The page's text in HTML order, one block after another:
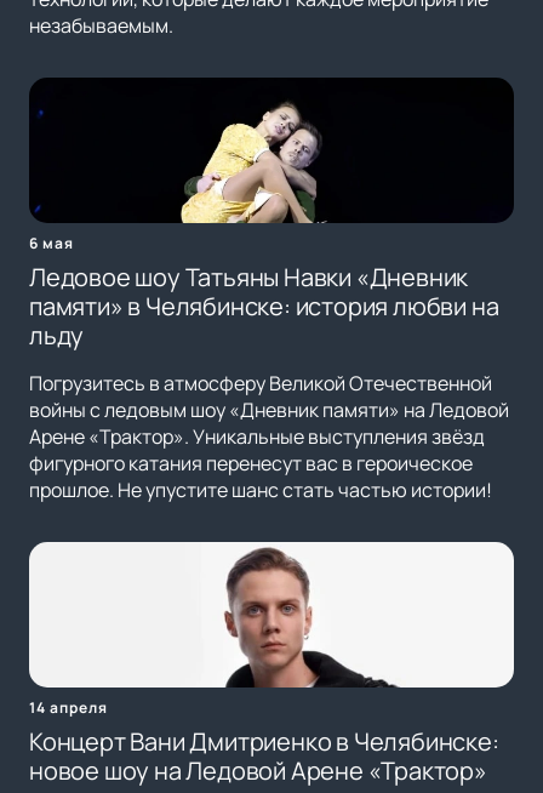
незабываемым.
6 мая
Ледовое шоу Татьяны Навки «Дневник
памяти» в Челябинске: история любви на
льду
Погрузитесь в атмосферу Великой Отечественной
войны с ледовым шоу «Дневник памяти» на Ледовой
Арене «Трактор». Уникальные выступления звёзд
фигурного катания перенесут вас в героическое
прошлое. Не упустите шанс стать частью истории!
14 апреля
Концерт Вани Дмитриенко в Челябинске:
новое шоу на Ледовой Арене «Трактор»